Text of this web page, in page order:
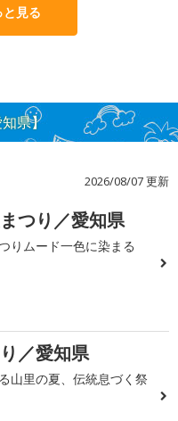
見る
県】
2026/08/07 更新
つり／愛知県
りムード一色に染まる
／愛知県
山里の夏、伝統息づく祭